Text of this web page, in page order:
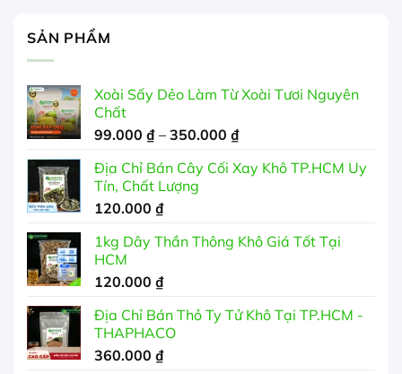
SẢN PHẨM
Xoài Sấy Dẻo Làm Từ Xoài Tươi Nguyên
Chất
99.000 ₫ – 350.000 ₫Khoảng
từ
Địa Chỉ Bán Cây Cối Xay Khô TP.HCM Uy
Tín, Chất Lượng
120.000 ₫
1kg Dây Thần Thông Khô Giá Tốt Tại
HCM
120.000 ₫
Địa Chỉ Bán Thỏ Ty Tử Khô Tại TP.HCM -
THAPHACO
360.000 ₫